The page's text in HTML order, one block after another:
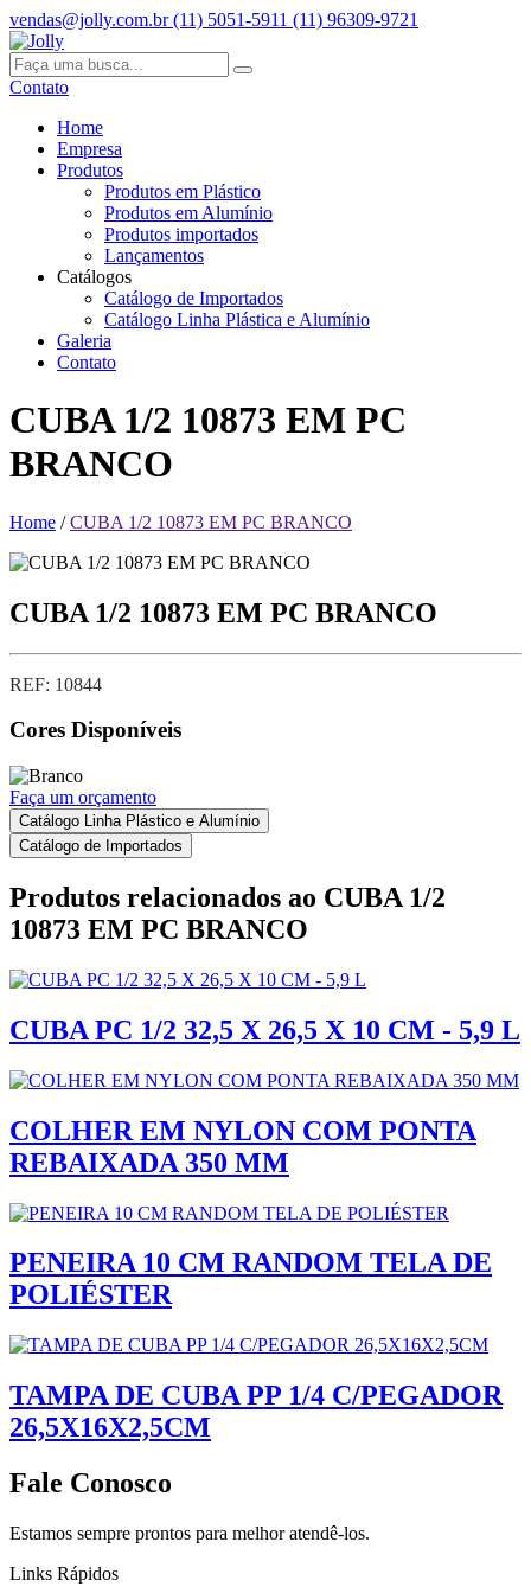
vendas@jolly.com.br(11) 5051-5911 (11) 96309-9721
Contato
Home
Empresa
Produtos
Produtos em Plástico
Produtos em Alumínio
Produtos importados
Lançamentos
Catálogos
Catálogo de Importados
Catálogo Linha Plástica e Alumínio
Galeria
Contato
CUBA 1/2 10873 EM PC
BRANCO
Home /CUBA 1/2 10873 EM PC BRANCO
CUBA 1/2 10873 EM PC BRANCO
REF: 10844
Cores Disponíveis
Faça um orçamento
Catálogo Linha Plástico e Alumínio
Catálogo de Importados
Produtos relacionados ao CUBA 1/2
10873 EM PC BRANCO
CUBA PC 1/2 32,5 X 26,5 X 10 CM - 5,9 L
COLHER EM NYLON COM PONTA
REBAIXADA 350 MM
PENEIRA 10 CM RANDOM TELA DE
POLIÉSTER
TAMPA DE CUBA PP 1/4 C/PEGADOR
26,5X16X2,5CM
Fale Conosco
Estamos sempre prontos para melhor atendê-los.
Links Rápidos